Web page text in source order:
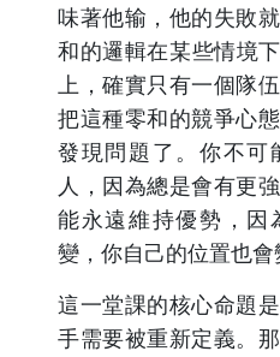
味著他输，他的失敗
和的邏輯在某些情境
上，確實只有一個隊
把這種零和的競爭心
發現問題了。你不可
人，因為總是會有更
能永遠維持優勢，因
變，你自己的位置也會
這一堂課的核心命題
手需要被重新定義。